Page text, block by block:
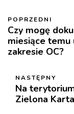
POPRZEDNI
Czy mogę
miesiące temu
zakresie OC?
NASTĘPNY
Na
Zielona